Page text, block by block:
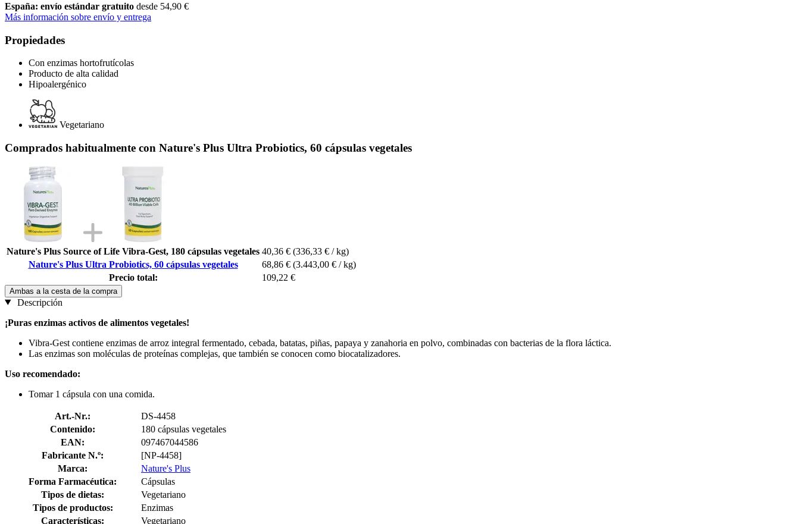
España: envío estándar gratuito desde 54,90 €
Más información sobre envío y entrega
Propiedades
Con enzimas hortofrutícolas
Producto de alta calidad
Hipoalergénico
Vegetariano
Comprados habitualmente con Nature's Plus Ultra Probiotics, 60 cápsulas vegetales
Nature's Plus Source of Life Vibra-Gest, 180 cápsulas vegetales 40,36 € (336,33 € / kg)
Nature's Plus Ultra Probiotics, 60 cápsulas vegetales
68,86 € (3.443,00 € / kg)
Precio total:
109,22 €
Ambas a la cesta de la compra
Descripción
¡Puras enzimas activos de alimentos vegetales!
Vibra-Gest contiene enzimas de arroz integral fermentado, cebada, batatas, piñas, papaya y zanahoria en polvo, combinadas con bacterias de la flora láctica.
Las enzimas son moléculas de proteínas complejas, que también se conocen como biocatalizadores.
Uso recomendado:
Tomar 1 cápsula con una comida.
Art.-Nr.:
DS-4458
Contenido:
180 cápsulas vegetales
EAN:
097467044586
Fabricante N.º:
[NP-4458]
Marca:
Nature's Plus
Forma Farmacéutica:
Cápsulas
Tipos de dietas:
Vegetariano
Tipos de productos:
Enzimas
Características:
Vegetariano